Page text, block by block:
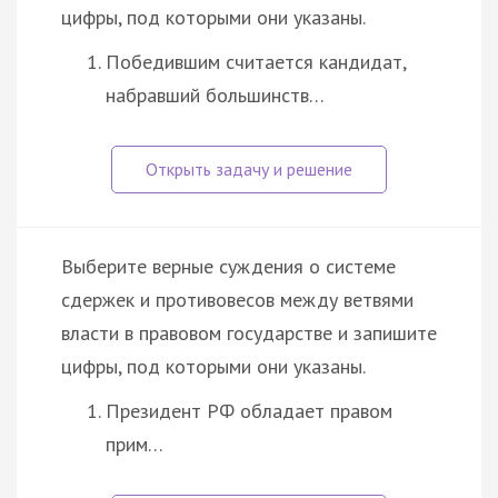
цифры, под которыми они указаны.
Победившим считается кандидат,
набравший большинств…
Выберите верные суждения о системе
сдержек и противовесов между ветвями
власти в правовом государстве и запишите
цифры, под которыми они указаны.
Президент РФ обладает правом
прим…